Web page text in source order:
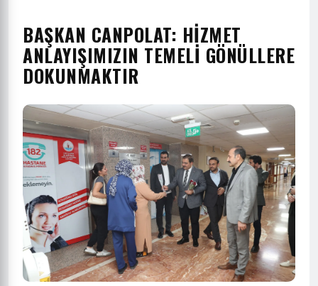
BAŞKAN CANPOLAT: HİZMET
ANLAYIŞIMIZIN TEMELİ GÖNÜLLERE
DOKUNMAKTIR